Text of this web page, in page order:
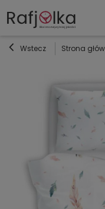
Wstecz Strona